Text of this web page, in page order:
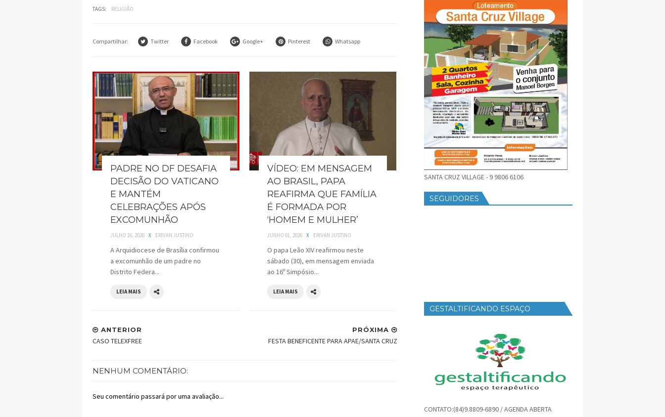
TAGS: RELIGIÃO
Compartilhar: Twitter Facebook Google+ Pinterest Whatsapp
PADRE NO DF DESAFIA
DECISÃO DO VATICANO
E MANTÉM
CELEBRAÇÕES APÓS
EXCOMUNHÃO
JULHO 16, 2026 X ERIVAN JUSTINO
A Arquidiocese de Brasília confirmou
a excomunhão de um padre no
Distrito Federa...
LEIA MAIS
VÍDEO: EM MENSAGEM
AO BRASIL, PAPA
REAFIRMA QUE FAMÍLIA
É FORMADA POR
‘HOMEM E MULHER’
JUNHO 01, 2026 X ERIVAN JUSTINO
O papa Leão XIV reafirmou neste
sábado (30), em mensagem enviada
ao 16º Simpósio...
LEIA MAIS
PRÓXIMA
FESTA BENEFICENTE PARA APAE/SANTA CRUZ
ANTERIOR
CASO TELEXFREE
NENHUM COMENTÁRIO:
Seu comentário passará por uma avaliação...
SANTA CRUZ VILLAGE - 9 9806 6106
SEGUIDORES
GESTALTIFICANDO ESPAÇO
CONTATO:(84)9.8809-6890 / AGENDA ABERTA